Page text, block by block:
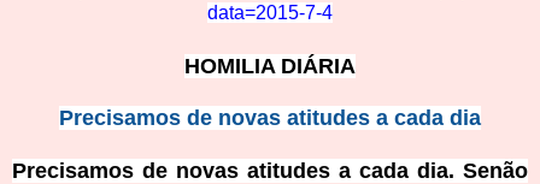
data=2015-7-4
HOMILIA DIÁRIA
Precisamos de novas atitudes a cada dia
Precisamos de novas atitudes a cada dia. Senão